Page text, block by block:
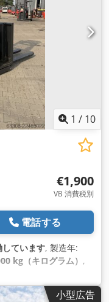
1 / 10
€1,900
VB 消費税別
電話する
ています, 製造年:
kg（キログラム） ,
クス
小型広告